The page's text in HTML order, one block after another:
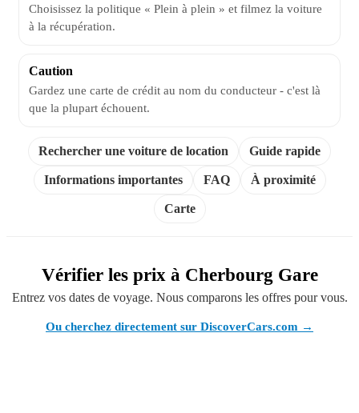
Choisissez la politique « Plein à plein » et filmez la voiture
à la récupération.
Caution
Gardez une carte de crédit au nom du conducteur - c'est là
que la plupart échouent.
Rechercher une voiture de location Guide rapide
Informations importantes FAQ À proximité
Carte
Vérifier les prix à Cherbourg Gare
Entrez vos dates de voyage. Nous comparons les offres pour vous.
Ou cherchez directement sur DiscoverCars.com →